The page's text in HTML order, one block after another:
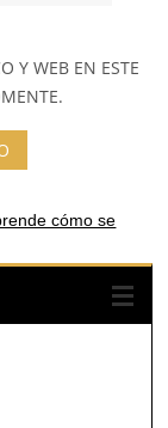
Y WEB EN ESTE
cómo se